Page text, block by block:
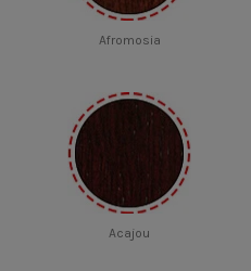
Afromosia
Acajou